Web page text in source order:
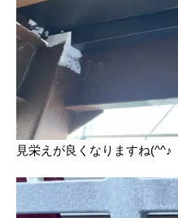
見栄えが良くなりますね(^^♪